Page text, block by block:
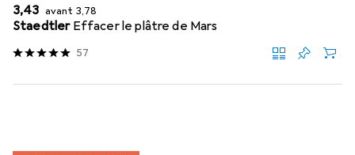
EUR
3,43 avant EUR
3,78
Staedtler Effacer le plâtre de Mars
57